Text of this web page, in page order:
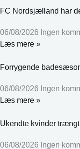
FC Nordsjælland har
06/08/2026 Ingen
Læs mere »
Forrygende
06/08/2026 Ingen
Læs mere »
Ukendte kvinder
06/08/2026 Ingen